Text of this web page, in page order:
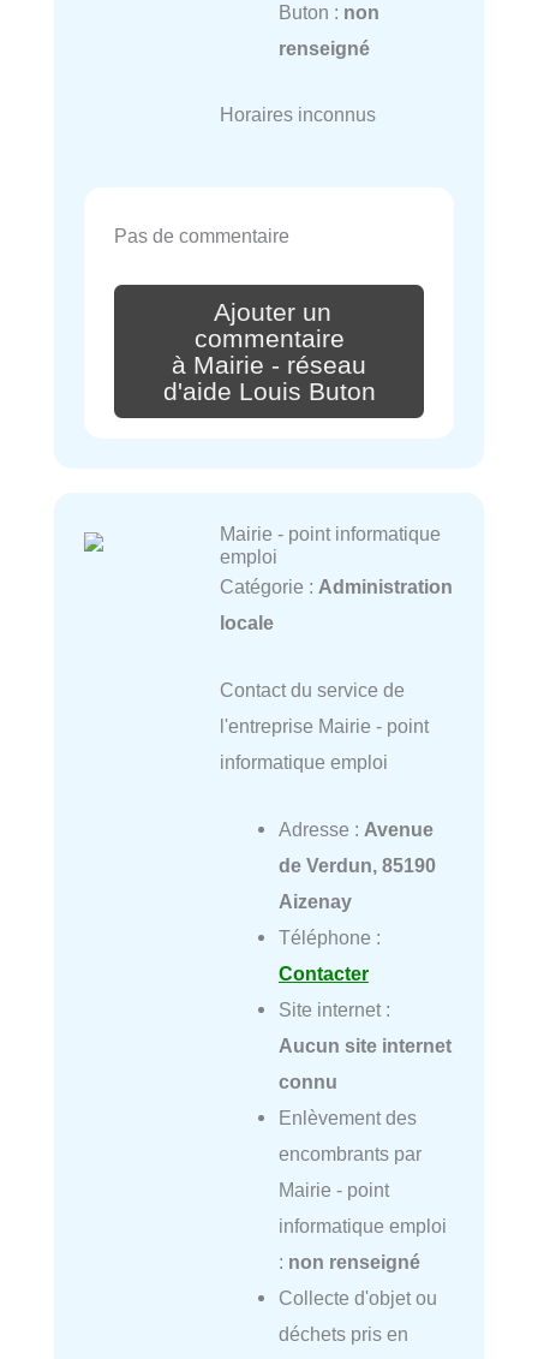
Buton : non
renseigné
Horaires inconnus
Pas de commentaire
Ajouter un
commentaire
à Mairie - réseau
d'aide Louis Buton
Mairie - point informatique
emploi
Catégorie : Administration
locale
Contact du service de
l'entreprise Mairie - point
informatique emploi
Adresse : Avenue
de Verdun, 85190
Aizenay
Téléphone :
Contacter
Site internet :
Aucun site internet
connu
Enlèvement des
encombrants par
Mairie - point
informatique emploi
: non renseigné
Collecte d'objet ou
déchets pris en